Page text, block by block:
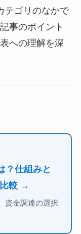
テゴリのなかで
事のポイント
への理解を深
？仕組みと
較 →
資金調達の選択